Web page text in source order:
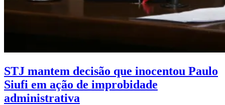
STJ mantem decisão que inocentou Paulo
Siufi em ação de improbidade
administrativa